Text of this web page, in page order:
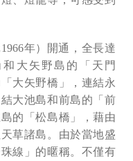
年）開通，全長達
大矢野島的「天門
大矢野橋」，連結永
大池島和前島的「前
的「松島橋」，藉由
草諸島。由於當地盛
線」的暱稱。不僅有